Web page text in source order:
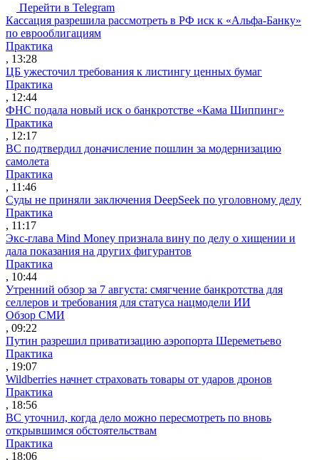
Перейти в Telegram
Кассация разрешила рассмотреть в РФ иск к «Альфа-Банку»
по еврооблигациям
Практика
, 13:28
ЦБ ужесточил требования к листингу ценных бумаг
Практика
, 12:44
ФНС подала новый иск о банкротстве «Кама Шиппинг»
Практика
, 12:17
ВС подтвердил доначисление пошлин за модернизацию
самолета
Практика
, 11:46
Суды не приняли заключения DeepSeek по уголовному делу
Практика
, 11:17
Экс-глава Mind Money признала вину по делу о хищении и
дала показания на других фигурантов
Практика
, 10:44
Утренний обзор за 7 августа: смягчение банкротства для
селлеров и требования для статуса нацмодели ИИ
Обзор СМИ
, 09:22
Путин разрешил приватизацию аэропорта Шереметьево
Практика
, 19:07
Wildberries начнет страховать товары от ударов дронов
Практика
, 18:56
ВС уточнил, когда дело можно пересмотреть по вновь
открывшимся обстоятельствам
Практика
, 18:06